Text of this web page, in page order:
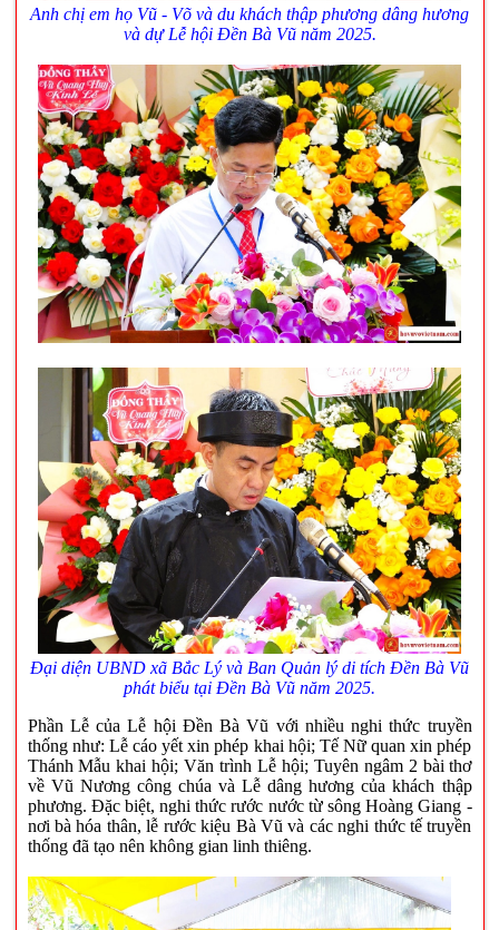
Anh chị em họ Vũ - Võ và du khách thập phương dâng hương
và dự Lễ hội Đền Bà Vũ năm 2025.
Đại diện UBND xã Bắc Lý và Ban Quản lý di tích Đền Bà Vũ
phát biểu tại Đền Bà Vũ năm 2025.
Phần Lễ của Lễ hội Đền Bà Vũ với nhiều nghi thức truyền
thống như: Lễ cáo yết xin phép khai hội; Tế Nữ quan xin phép
Thánh Mẫu khai hội; Văn trình Lễ hội; Tuyên ngâm 2 bài thơ
về Vũ Nương công chúa và Lễ dâng hương của khách thập
phương. Đặc biệt, nghi thức rước nước từ sông Hoàng Giang -
nơi bà hóa thân, lễ rước kiệu Bà Vũ và các nghi thức tế truyền
thống đã tạo nên không gian linh thiêng.